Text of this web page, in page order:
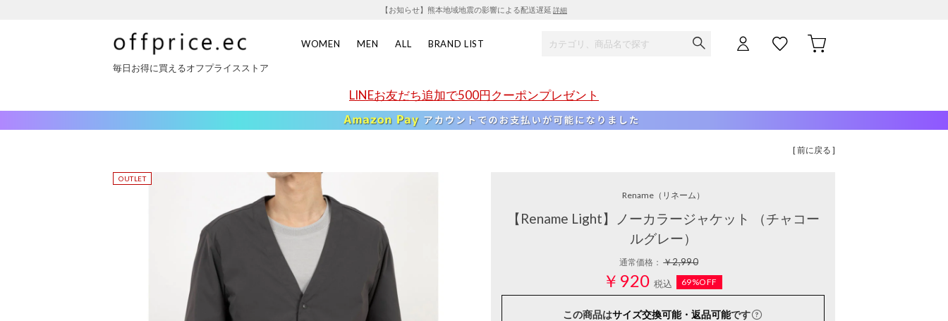
【お知らせ】熊本地域地震の影響による配送遅延 詳細
WOMEN MEN ALL BRAND LIST
毎日お得に買えるオフプライスストア
LINEお友だち追加で500円クーポンプレゼント
[ 前に戻る ]
Rename（リネーム）
【Rename Light】ノーカラージャケット （チャコー
ルグレー）
通常価格：￥2,990
￥920 税込 69%OFF
この商品はサイズ交換可能・返品可能です